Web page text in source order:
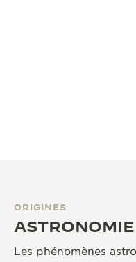
ORIGINES
Les phénomènes